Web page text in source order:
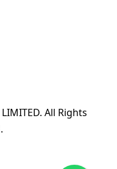
All Rights